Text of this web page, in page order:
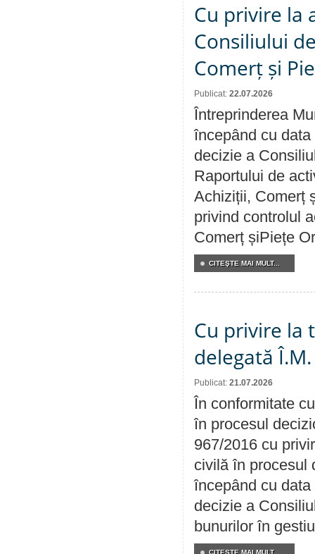
Cu privire la
Consiliului
Comerț și
Publicat: 22.07.2026
Întreprinderea
începând cu
decizie a
Raportului de
Achiziții, Comerț
privind controlul
Comerț șiPiețe
CITEŞTE MAI MULT...
Cu privire la
delegată
Publicat: 21.07.2026
În conformitate
în procesul
967/2016 cu
civilă în procesul
începând cu
decizie a
bunurilor în
CITEŞTE MAI MULT...